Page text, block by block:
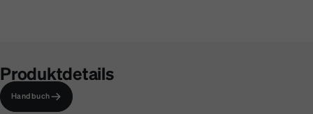
Produktdetails
Handbuch